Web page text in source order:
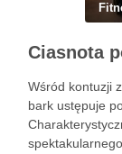
Wśród kontuzji
bark ustępuje